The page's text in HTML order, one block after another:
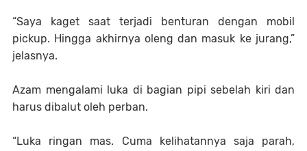
“Saya kaget saat terjadi benturan dengan mobil
pickup. Hingga akhirnya oleng dan masuk ke jurang,”
jelasnya.
Azam mengalami luka di bagian pipi sebelah kiri dan
harus dibalut oleh perban.
“Luka ringan mas. Cuma kelihatannya saja parah,